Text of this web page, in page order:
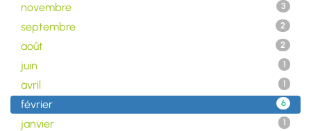
novembre 3
septembre 2
août 2
juin 1
avril 1
février 6
janvier 1